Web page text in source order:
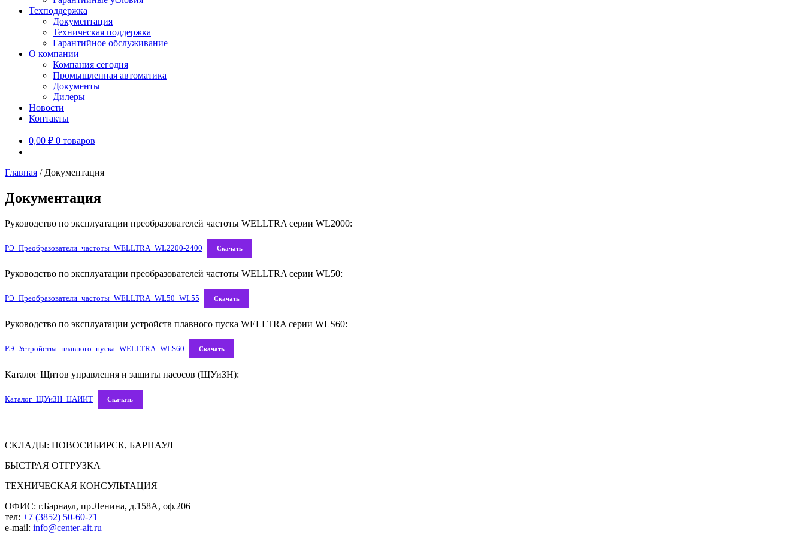
Техподдержка
Документация
Техническая поддержка
Гарантийное обслуживание
О компании
Компания сегодня
Промышленная автоматика
Документы
Дилеры
Новости
Контакты
0,00 ₽ 0 товаров
Главная / Документация
Документация
Руководство по эксплуатации преобразователей частоты WELLTRA серии WL2000:
РЭ_Преобразователи_частоты_WELLTRA_WL2200-2400 Скачать
Руководство по эксплуатации преобразователей частоты WELLTRA серии WL50:
РЭ_Преобразователи_частоты_WELLTRA_WL50_WL55 Скачать
Руководство по эксплуатации устройств плавного пуска WELLTRA серии WLS60:
РЭ_Устройства_плавного_пуска_WELLTRA_WLS60 Скачать
Каталог Щитов управления и защиты насосов (ЩУиЗН):
Каталог_ЩУиЗН_ЦАИИТ Скачать
СКЛАДЫ: НОВОСИБИРСК, БАРНАУЛ
БЫСТРАЯ ОТГРУЗКА
ТЕХНИЧЕСКАЯ КОНСУЛЬТАЦИЯ
ОФИС: г.Барнаул, пр.Ленина, д.158А, оф.206
тел: +7 (3852) 50-60-71
e-mail: info@center-ait.ru